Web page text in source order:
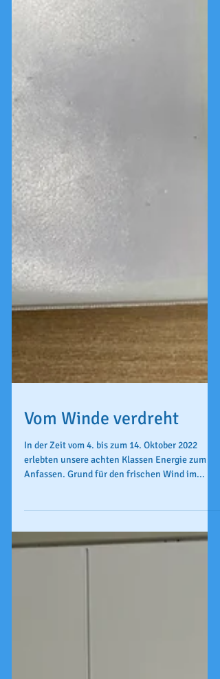
Vom Winde verdreht
In der Zeit vom 4. bis zum 14. Oktober 2022
Anfassen. Grund für den frischen Wind im...